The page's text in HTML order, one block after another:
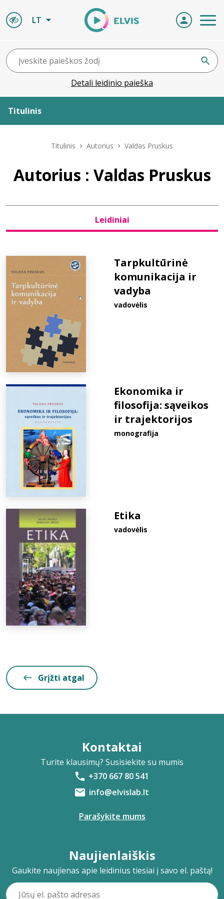
LT
Detali leidinio paieška
Titulinis
Leidiniai
D.U.K.
Titulinis Autorius Valdas Pruskus
Autorius : Valdas Pruskus
Leidiniai
Tarpkultūrinė
komunikacija ir
vadyba
vadovėlis
Ekonomika ir
filosofija: sąveikos
ir trajektorijos
monografija
Etika
vadovėlis
Grįžti atgal
Kontaktai
Turite klausimų? Susisiekite su mumis
+370 667 80 541
info@elvislab.lt
Parašykite mums
Naujienlaiškis
Gaukite naujienas apie leidinius tiesiai į savo el. paštą!